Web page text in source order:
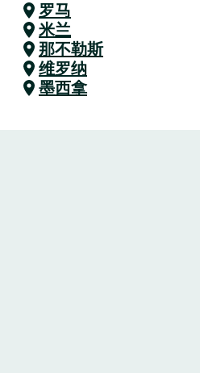
罗马
米兰
那不勒斯
维罗纳
墨西拿